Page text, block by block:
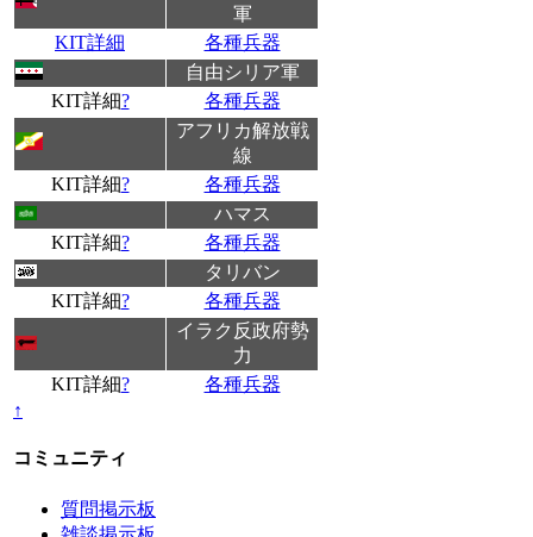
軍
KIT詳細
各種兵器
自由シリア軍
KIT詳細?
各種兵器
アフリカ解放戦
線
KIT詳細?
各種兵器
ハマス
KIT詳細?
各種兵器
タリバン
KIT詳細?
各種兵器
イラク反政府勢
力
KIT詳細?
各種兵器
↑
コミュニティ
質問掲示板